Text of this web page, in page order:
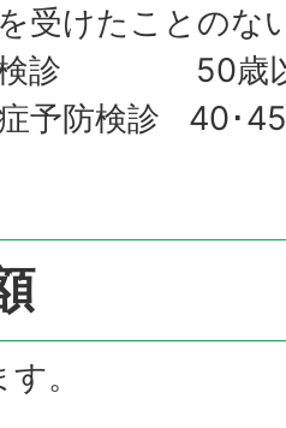
受けたことのな
検診 50歳以
予防検診 40･
。